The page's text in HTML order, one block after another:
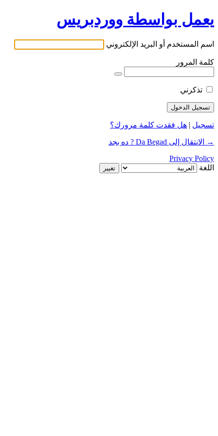
يعمل بواسطة ووردبريس
اسم المستخدم أو البريد الإلكتروني
كلمة المرور
تذكرني
تسجيل | هل فقدت كلمة مرورك؟
→ الانتقال إلى Da Begad ? ده بجد
Privacy Policy
اللغة